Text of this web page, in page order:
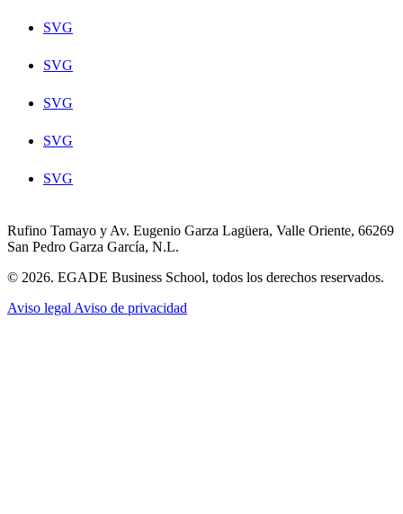
SVG
SVG
SVG
SVG
SVG
Rufino Tamayo y Av. Eugenio Garza Lagüera, Valle Oriente, 66269
San Pedro Garza García, N.L.
© 2026. EGADE Business School, todos los derechos reservados.
Aviso legal Aviso de privacidad